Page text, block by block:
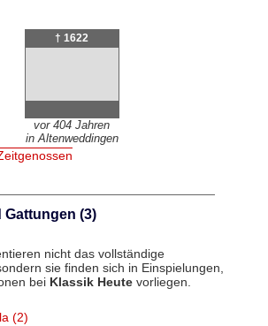
† 1622
vor 404 Jahren
in Altenweddingen
Gattungen (3)
nicht das vollständige
sie finden sich in Einspielungen,
bei Klassik Heutevorliegen.
(2)